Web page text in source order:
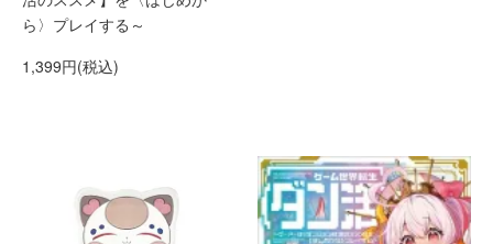
ら〉プレイする～
1,399円(税込)